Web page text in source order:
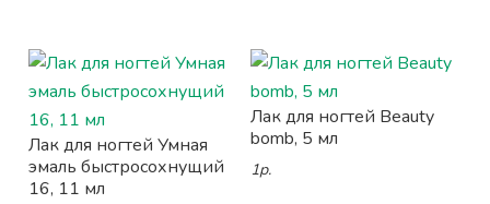
Лак для ногтей Умная
эмаль быстросохнущий
16, 11 мл
Лак для ногтей Beauty
bomb, 5 мл
1р.